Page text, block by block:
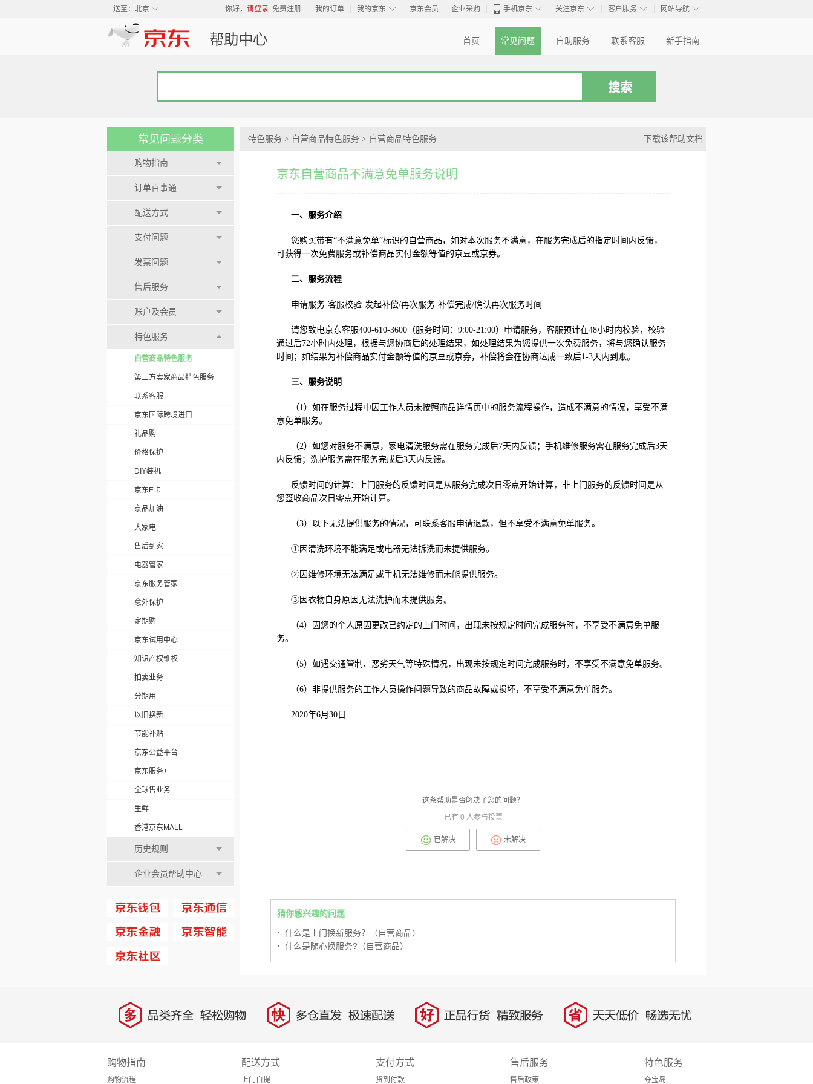
◇
送至： 北京 你好， 请登录 免费注册 我的订单 ◇
我的京东 京东会员 企业采购 ◇
手机京东 ◇
关注京东 ◇
客户服务 ◇
网站导航
首页 常见问题 自助服务 联系客服 新手指南
常见问题分类
购物指南
订单百事通
配送方式
支付问题
发票问题
售后服务
账户及会员
特色服务
自营商品特色服务
第三方卖家商品特色服务
联系客服
京东国际跨境进口
礼品购
价格保护
DIY装机
京东E卡
京品加油
大家电
售后到家
电器管家
京东服务管家
意外保护
定期购
京东试用中心
知识产权维权
拍卖业务
分期用
以旧换新
节能补贴
京东公益平台
京东服务+
全球售业务
生鲜
香港京东MALL
历史规则
企业会员帮助中心
特色服务 > 自营商品特色服务 > 自营商品特色服务 下载该帮助文档
京东自营商品不满意免单服务说明
一、服务介绍
您购买带有“不满意免单”标识的自营商品，如对本次服务不满意，在服务完成后的指定时间内反馈，
可获得一次免费服务或补偿商品实付金额等值的京豆或京券。
二、服务流程
申请服务-客服校验-发起补偿/再次服务-补偿完成/确认再次服务时间
请您致电京东客服400-610-3600（服务时间：9:00-21:00）申请服务，客服预计在48小时内校验，校验
通过后72小时内处理，根据与您协商后的处理结果，如处理结果为您提供一次免费服务，将与您确认服务
时间；如结果为补偿商品实付金额等值的京豆或京券，补偿将会在协商达成一致后1-3天内到账。
三、服务说明
（1）如在服务过程中因工作人员未按照商品详情页中的服务流程操作，造成不满意的情况，享受不满
意免单服务。
（2）如您对服务不满意，家电清洗服务需在服务完成后7天内反馈；手机维修服务需在服务完成后3天
内反馈；洗护服务需在服务完成后3天内反馈。
反馈时间的计算：上门服务的反馈时间是从服务完成次日零点开始计算，非上门服务的反馈时间是从
您签收商品次日零点开始计算。
（3）以下无法提供服务的情况，可联系客服申请退款，但不享受不满意免单服务。
①因清洗环境不能满足或电器无法拆洗而未提供服务。
②因维修环境无法满足或手机无法维修而未能提供服务。
③因衣物自身原因无法洗护而未提供服务。
（4）因您的个人原因更改已约定的上门时间，出现未按规定时间完成服务时，不享受不满意免单服
务。
（5）如遇交通管制、恶劣天气等特殊情况，出现未按规定时间完成服务时，不享受不满意免单服务。
（6）非提供服务的工作人员操作问题导致的商品故障或损坏，不享受不满意免单服务。
2020年6月30日
这条帮助是否解决了您的问题？
已有 0 人参与投票
已解决 未解决
猜你感兴趣的问题
·
什么是上门换新服务？（自营商品）
·
什么是随心换服务?（自营商品）
多 品类齐全，轻松购物 快 多仓直发，极速配送 好 正品行货，精致服务 省 天天低价，畅选无忧
购物指南
购物流程
配送方式
上门自提
支付方式
货到付款
售后服务
售后政策
特色服务
夺宝岛